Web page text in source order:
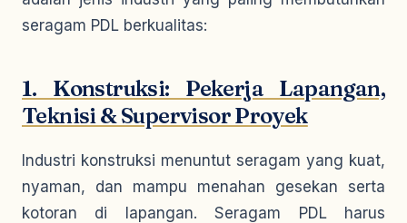
seragam PDL berkualitas:
1. Konstruksi: Pekerja Lapangan,
Teknisi & Supervisor Proyek
Industri konstruksi menuntut seragam yang kuat,
nyaman, dan mampu menahan gesekan serta
kotoran di lapangan. Seragam PDL harus